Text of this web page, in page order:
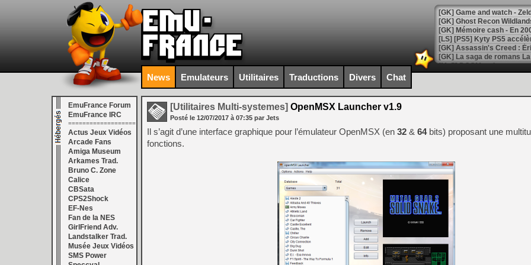
[Mo5] DOOM arrive en
[GK] Bethesda fête les 30
[GK] Roblox : l'action en
[GK] Agenda - GeForce
[GK] Devolver Digital en a
[LS] [PS5] ps5-y2jb-
[GK] Pourquoi Marvel
[GK] Test : Restory : Chill
[GK] GTA 6 : Rockstar
[GK] Hot Wheels Infinite
[GK] Mémoire cash -
[GK] Résultats Nintendo :
[GK] Déjà des
[Mo5] Brickboy cherche à
[GK] Minecraft et ses «
News Emulateurs Utilitaires Traductions Divers Chat
EmuFrance Forum
EmuFrance IRC
===================
Actus Jeux Vidéos
Arcade Fans
Amiga Museum
Arkames Trad.
Bruno C. Zone
Calice
CBSata
CPS2Shock
EF-Nes
Fan de la NES
GirlFriend Adv.
Landstalker Trad.
Musée Jeux Vidéos
SMS Power
[Utilitaires Multi-systemes] OpenMSX Launcher v1.9
Posté le 12/07/2017 à 07:35 par Jets
Il s’agit d’une interface graphique pour l’émulateur OpenMSX (en 32 & 64bits) proposant une
fonctions.